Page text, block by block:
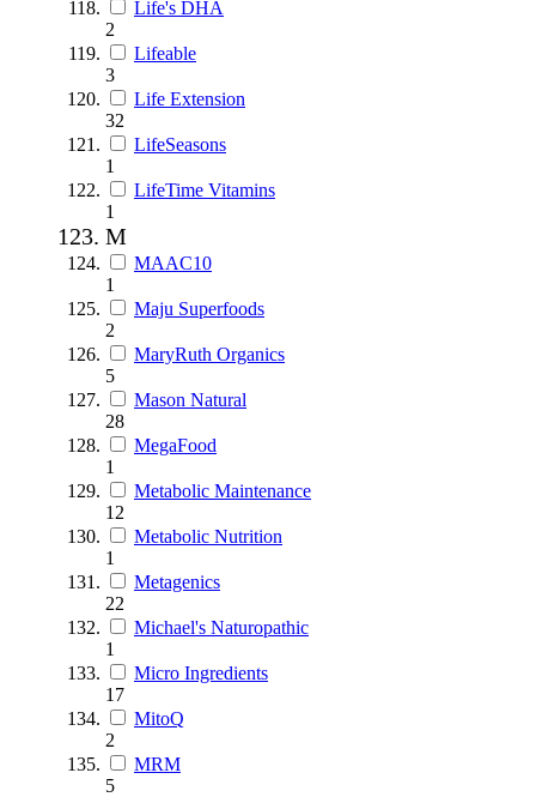
Life's DHA
2
Lifeable
3
Life Extension
32
LifeSeasons
1
LifeTime Vitamins
1
M
MAAC10
1
Maju Superfoods
2
MaryRuth Organics
5
Mason Natural
28
MegaFood
1
Metabolic Maintenance
12
Metabolic Nutrition
1
Metagenics
22
Michael's Naturopathic
1
Micro Ingredients
17
MitoQ
2
MRM
5